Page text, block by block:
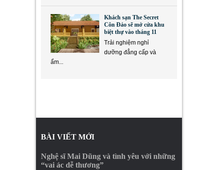
Khách sạn The Secret
Côn Đảo sẽ mở cửa khu
biệt thự vào tháng 11
Trải nghiệm nghỉ
dưỡng đẳng cấp và
ẩm...
BÀI VIẾT MỚI
Nghệ sĩ Mai Dũng và tình yêu với những
“vai ác dễ thương”